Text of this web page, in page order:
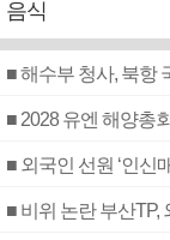
음식
■ 해수부 청사, 북항
■ 2028 유엔 해양총
■ 외국인 선원 ‘인신
■ 비위 논란 부산TP,